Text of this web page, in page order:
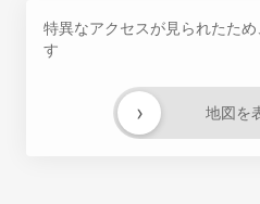
特異なアクセスが見られたた
す
地図を
›